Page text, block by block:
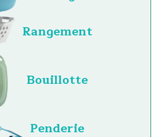
Rangement
Bouillotte
Penderie